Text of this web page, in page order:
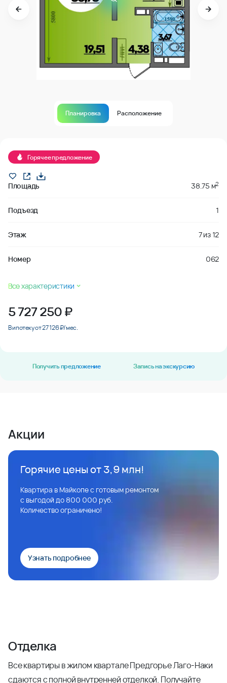
Планировка Расположение
Горячее предложение
Площадь 38.75 м2
Подъезд 1
Этаж 7из12
Номер 062
Все характеристики
5 727 250₽
В ипотеку от 27 126 ₽/мес.
Получить предложение Запись на экскурсию
Акции
Горячие цены от 3,9 млн!
Квартира в Майкопе с готовым ремонтом
с выгодой до 800 000 руб.
Количество ограничено!
Узнать подробнее
Отделка
Все квартиры в жилом квартале Предгорье Лаго-Наки
сдаются с полной внутренней отделкой. Получайте